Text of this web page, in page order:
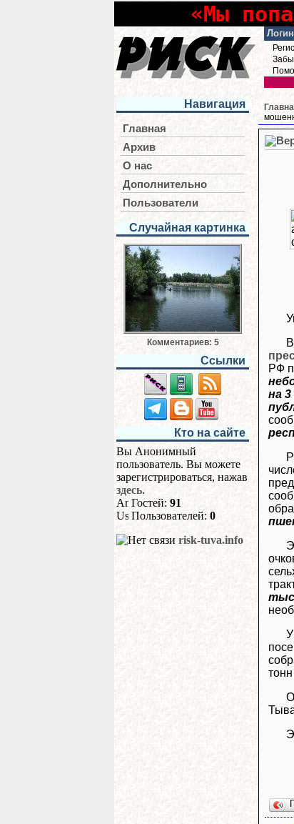
«Мы
Навигация
Главная
Архив
О нас
Дополнительно
Пользователи
Случайная картинка
Комментариев: 5
Ссылки
Кто на сайте
Вы Анонимный
пользователь. Вы можете
зарегистрироваться, нажав
здесь.
Гостей: 91
Пользователей: 0
risk-tuva.info
РФ
на